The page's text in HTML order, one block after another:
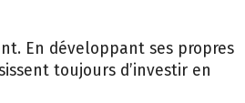
En développant ses propres
toujours d’investir en